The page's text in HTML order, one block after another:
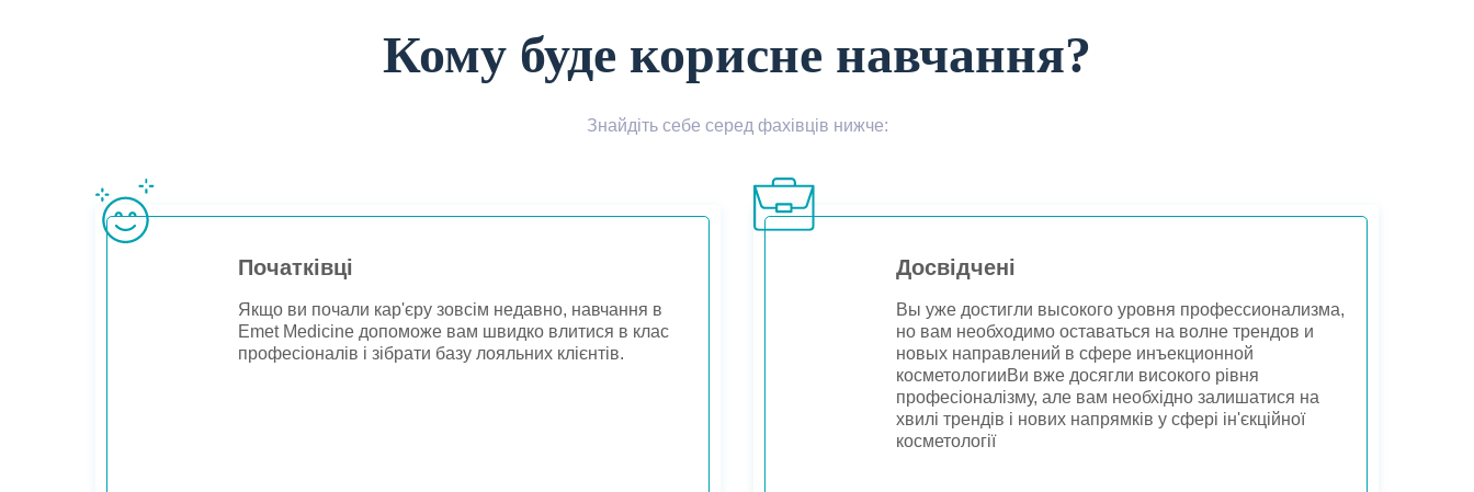
Кому буде корисне навчання?
Знайдіть себе серед фахівців нижче:
Початківці
Якщо ви почали кар'єру зовсім недавно, навчання в
Emet Medicine допоможе вам швидко влитися в клас
професіоналів і зібрати базу лояльних клієнтів.
Досвідчені
Вы уже достигли высокого уровня профессионализма,
но вам необходимо оставаться на волне трендов и
новых направлений в сфере инъекционной
косметологииВи вже досягли високого рівня
професіоналізму, але вам необхідно залишатися на
хвилі трендів і нових напрямків у сфері ін'єкційної
косметології